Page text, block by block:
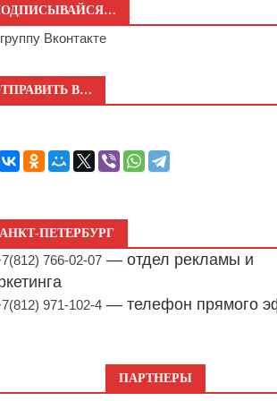
группу Вконтакте
В…
ПЕТЕРБУРГ
766-02-07 — отдел рекламы и
971-102-4 — телефон прямого
ПАРТНЕРЫ